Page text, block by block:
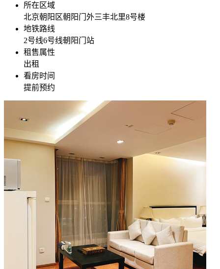
所在区域
北京朝阳区朝阳门外三丰北里8号楼
地铁路线
2号线6号线朝阳门站
租售属性
出租
看房时间
提前预约